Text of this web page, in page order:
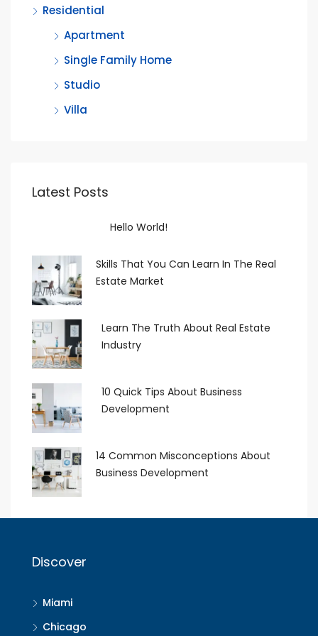
Residential
Apartment
Single Family Home
Studio
Villa
Latest Posts
Hello World!
Skills That You Can Learn In The Real
Estate Market
Learn The Truth About Real Estate
Industry
10 Quick Tips About Business
Development
14 Common Misconceptions About
Business Development
Discover
Miami
Chicago